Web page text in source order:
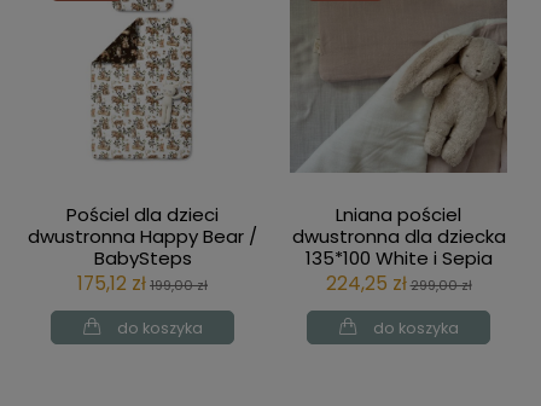
Pościel dla dzieci
dwustronna Happy Bear /
BabySteps
175,12 zł199,00 zł
do koszyka
Lniana pościel
dwustronna dla dziecka
135*100 White i Sepia
Rose / BabySteps
224,25 zł299,00 zł
do koszyka